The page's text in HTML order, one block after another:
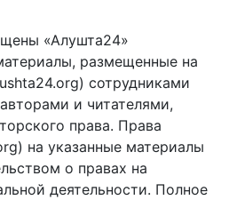
«Алушта24»
размещенные на
сотрудниками
и читателями,
права. Права
на указанные материалы
о правах на
деятельности. Полное